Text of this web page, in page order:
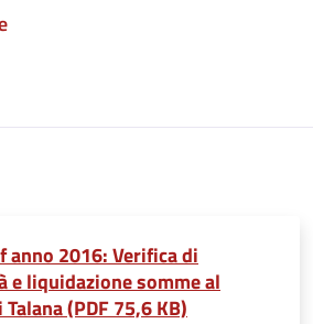
anno 2016: Verifica di
e liquidazione somme al
(PDF 75,6 KB)